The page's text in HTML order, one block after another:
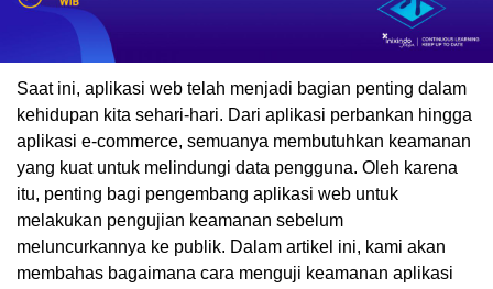
Saat ini, aplikasi web telah menjadi bagian penting dalam
kehidupan kita sehari-hari. Dari aplikasi perbankan hingga
aplikasi e-commerce, semuanya membutuhkan keamanan
yang kuat untuk melindungi data pengguna. Oleh karena
itu, penting bagi pengembang aplikasi web untuk
melakukan pengujian keamanan sebelum
meluncurkannya ke publik. Dalam artikel ini, kami akan
membahas bagaimana cara menguji keamanan aplikasi